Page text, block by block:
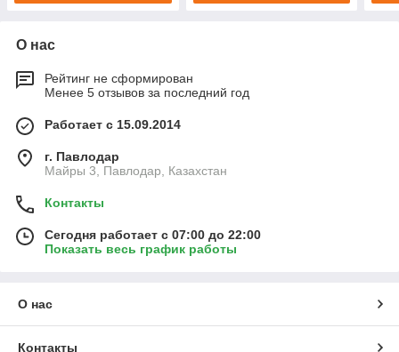
О нас
Рейтинг не сформирован
Менее 5 отзывов за последний год
Работает с 15.09.2014
г. Павлодар
Майры 3, Павлодар, Казахстан
Контакты
Сегодня работает с 07:00 до 22:00
Показать весь график работы
О нас
Контакты